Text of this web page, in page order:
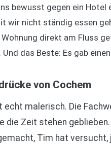
bewusst gegen ein
wir nicht ständig essen
direkt am Fluss
Und das Beste: Es gab
von Cochem
echt malerisch. Die
die Zeit stehen
Tim hat versucht,